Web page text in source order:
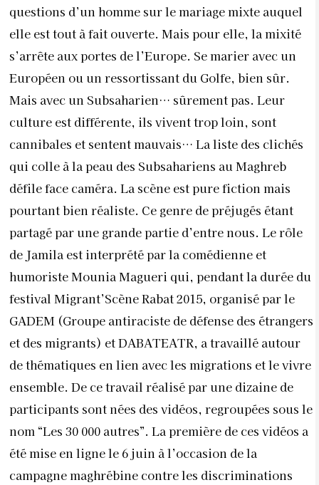
questions d’un homme sur le mariage mixte auquel
elle est tout à fait ouverte. Mais pour elle, la mixité
s’arrête aux portes de l’Europe. Se marier avec un
Européen ou un ressortissant du Golfe, bien sûr.
Mais avec un Subsaharien… sûrement pas. Leur
culture est différente, ils vivent trop loin, sont
cannibales et sentent mauvais… La liste des clichés
qui colle à la peau des Subsahariens au Maghreb
défile face caméra. La scène est pure fiction mais
pourtant bien réaliste. Ce genre de préjugés étant
partagé par une grande partie d’entre nous. Le rôle
de Jamila est interprété par la comédienne et
humoriste Mounia Magueri qui, pendant la durée du
festival Migrant’Scène Rabat 2015, organisé par le
GADEM (Groupe antiraciste de défense des étrangers
et des migrants) et DABATEATR, a travaillé autour
de thématiques en lien avec les migrations et le vivre
ensemble. De ce travail réalisé par une dizaine de
participants sont nées des vidéos, regroupées sous le
nom “Les 30 000 autres”. La première de ces vidéos a
été mise en ligne le 6 juin à l’occasion de la
campagne maghrébine contre les discriminations